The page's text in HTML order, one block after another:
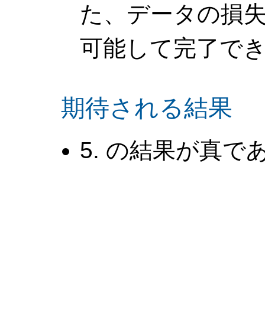
た、データの損
可能して完了で
期待される結果
5. の結果が真で